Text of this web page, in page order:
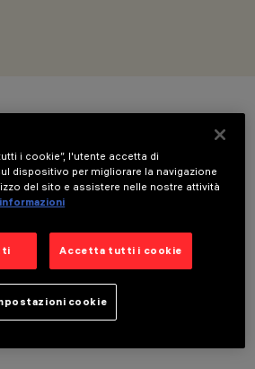
OPZIONALI
i cookie”, l'utente accetta di
dispositivo per migliorare la navigazione
del sito e assistere nelle nostre attività
Accetta tutti i cookie
cookie